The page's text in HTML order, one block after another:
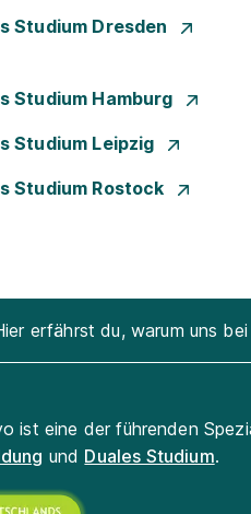
Studium Dresden
Studium Hamburg
Studium Leipzig
Studium Rostock
erfährst du, warum uns
ist eine der führenden
und Duales Studium.